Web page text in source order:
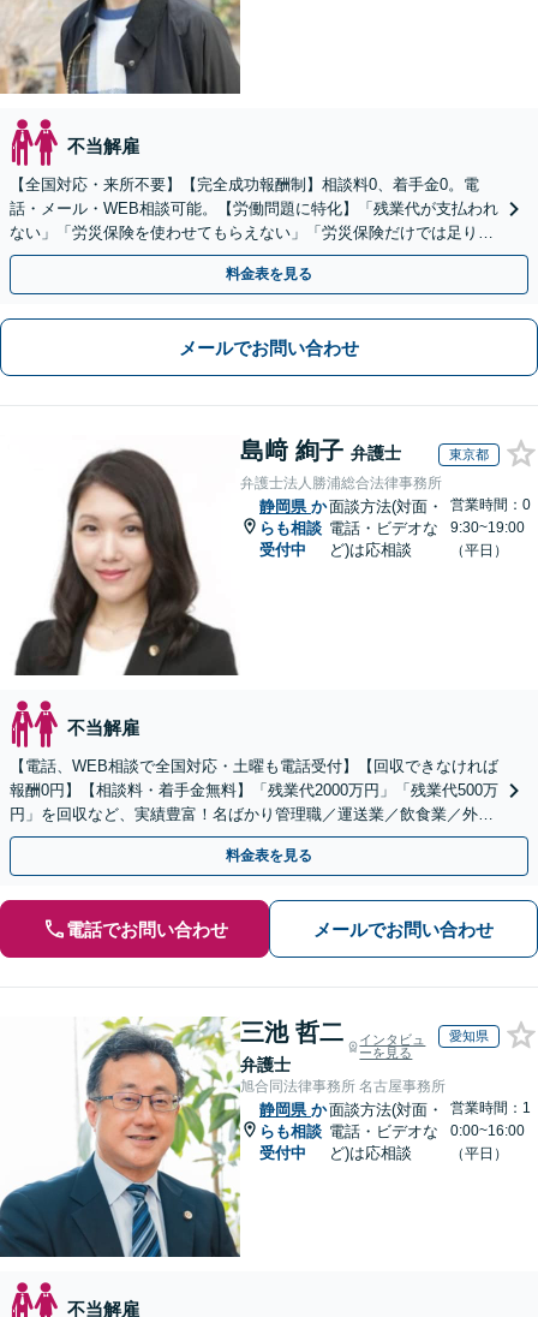
不当解雇
【全国対応・来所不要】【完全成功報酬制】相談料0、着手金0。電
話・メール・WEB相談可能。【労働問題に特化】「残業代が支払われ
ない」「労災保険を使わせてもらえない」「労災保険だけでは足りな
い。損害賠償請求したい」など労働問題はお任せを。
料金表を見る
メールでお問い合わせ
島﨑 絢子 弁護士 東京都
弁護士法人勝浦総合法律事務所
静岡県 か
らも相談
受付中
面談方法(対面・
電話・ビデオな
ど)は応相談
営業時間：0
9:30~19:00
（平日）
不当解雇
【電話、WEB相談で全国対応・土曜も電話受付】【回収できなければ
報酬0円】【相談料・着手金無料】「残業代2000万円」「残業代500万
円」を回収など、実績豊富！名ばかり管理職／運送業／飲食業／外資
系など妥協せずに交渉！他で断られた方も対応。
料金表を見る
電話でお問い合わせ メールでお問い合わせ
三池 哲二
弁護士
インタビュ
ーを見る
愛知県
旭合同法律事務所 名古屋事務所
静岡県 か
らも相談
受付中
面談方法(対面・
電話・ビデオな
ど)は応相談
営業時間：1
0:00~16:00
（平日）
不当解雇